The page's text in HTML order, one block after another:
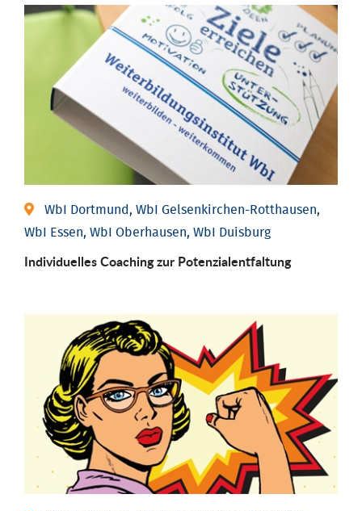
WbI Dortmund, WbI Gelsenkirchen-Rotthausen,
WbI Essen, WbI Oberhausen, WbI Duisburg
Individuelles Coaching zur Potenzialentfaltung